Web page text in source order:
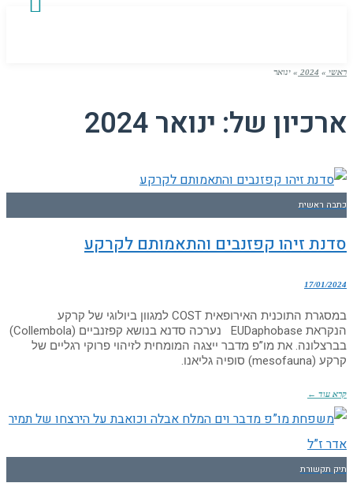
ראשי »
2024
» ינואר
ארכיון של: ינואר 2024
כתבה ראשית
סדנת זיהו קפזנבים והתאמותם לקרקע
17/01/2024
במסגרת התוכנית האירופאית COST למגוון ביולוגי של קרקע
הנקראת EUDaphobase נערכה סדנא בנושא קפזנביים (Collembola)
בברצלונה. את מו”פ מדבר ייצגה המומחית לזיהוי פרוקי רגליים של
קרקע (mesofauna) סופיה גליאנו.
קרא עוד ←
תיק תקשורת